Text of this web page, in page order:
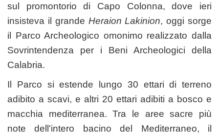
sul promontorio di Capo Colonna, dove ieri
insisteva il grande Heraion Lakinion, oggi sorge
il Parco Archeologico omonimo realizzato dalla
Sovrintendenza per i Beni Archeologici della
Calabria.
Il Parco si estende lungo 30 ettari di terreno
adibito a scavi, e altri 20 ettari adibiti a bosco e
macchia mediterranea. Tra le aree sacre più
note dell'intero bacino del Mediterraneo, il